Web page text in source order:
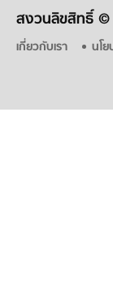
สงวนลิขสิทธิ์ ©
เกี่ยวกับเรา นโ